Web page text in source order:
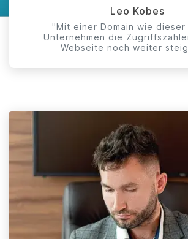
Leo Kobes
"Mit einer Domain wie dieser
Unternehmen die
Webseite noch weiter